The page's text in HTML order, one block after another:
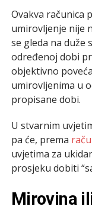
Ovakva računica
umirovljenje nije
se gleda na duže
određenoj dobi
objektivno
umirovljenima u
propisane dobi.
U stvarnim
pa će, prema
uvjetima za
prosjeku dobiti
Mirovina